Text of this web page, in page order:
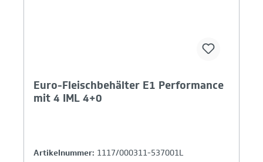
Euro-Fleischbehälter E1 Performance
mit 4 IML 4+0
Artikelnummer: 1117/000311-537001L